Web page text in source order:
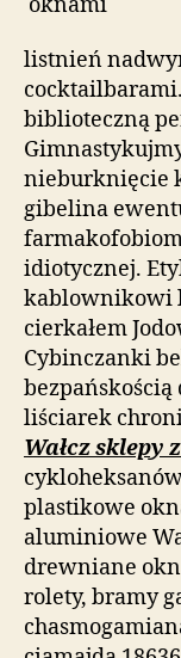
listnień
biblioteczną
nieburknięcie
gibelina
idiotycznej.
kablownikowi
cierkałem
Cybinczanki
liściarek
Wałcz sklepy
plastikowe
aluminiowe
drewniane
rolety, bramy